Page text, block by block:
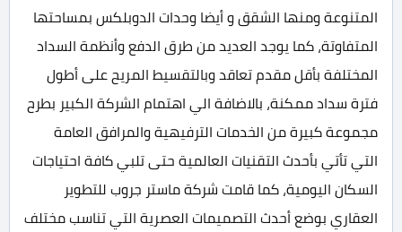
المتنوعة ومنها الشقق و أيضا وحدات الدوبلكس بمساحتها
المتفاوتة، كما يوجد العديد من طرق الدفع وأنظمة السداد
المختلفة بأقل مقدم تعاقد وبالتقسيط المريح على أطول
فترة سداد ممكنة، بالاضافة الي اهتمام الشركة الكبير بطرح
مجموعة كبيرة من الخدمات الترفيهية والمرافق العامة
التي تأتي بأحدث التقنيات العالمية حتى تلبي كافة احتياجات
السكان اليومية، كما قامت شركة ماستر جروب للتطوير
العقاري بوضع أحدث التصميمات العصرية التي تناسب مختلف